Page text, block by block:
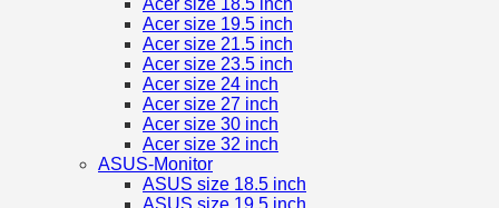
Acer size 18.5 inch
Acer size 19.5 inch
Acer size 21.5 inch
Acer size 23.5 inch
Acer size 24 inch
Acer size 27 inch
Acer size 30 inch
Acer size 32 inch
ASUS-Monitor
ASUS size 18.5 inch